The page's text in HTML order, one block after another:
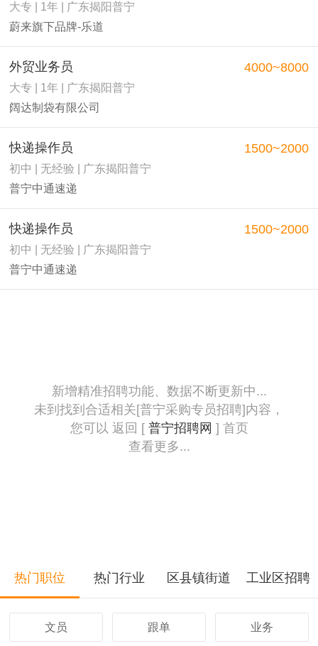
大专 | 1年 | 广东揭阳普宁
蔚来旗下品牌-乐道
外贸业务员
大专 | 1年 | 广东揭阳普宁
阔达制袋有限公司
4000~8000
快递操作员
初中 | 无经验 | 广东揭阳普宁
普宁中通速递
1500~2000
快递操作员
初中 | 无经验 | 广东揭阳普宁
普宁中通速递
1500~2000
新增精准招聘功能、数据不断更新中...
未到找到合适相关[普宁采购专员招聘]内容，
您可以 返回 [ 普宁招聘网 ] 首页
查看更多...
热门职位 热门行业 区县镇街道 工业区招聘
文员 跟单 业务